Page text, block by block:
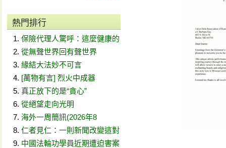
熱門排行
保險代理人驚呼：這麼健康的
從無聲世界回有聲世界
緣結大法妙不可言
[萬物有言] 烈火中成器
真正放下的是“貪心”
從絕望走向光明
海外一周簡訊(2026年8
仁者見仁：一則新聞改變這對
中國法輪功學員近期遭迫害案